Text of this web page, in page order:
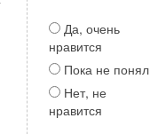
Да, очень
нравится
Пока не понял
Нет, не
нравится